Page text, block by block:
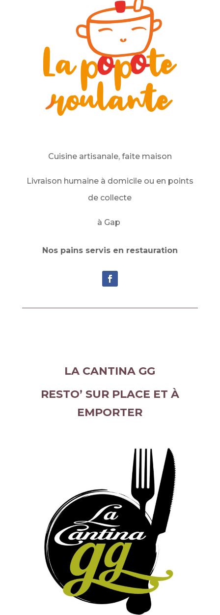
Cuisine artisanale, faite maison
Livraison humaine à domicile ou en points
de collecte
à Gap
Nos pains servis en restauration
LA CANTINA GG
RESTO’ SUR PLACE ET À
EMPORTER